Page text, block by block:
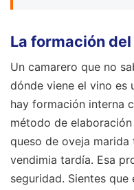
La formación
Un camarero que no
dónde viene el vino es
hay formación interna
método de
queso de oveja
vendimia tardía. Esa
seguridad. Sientes